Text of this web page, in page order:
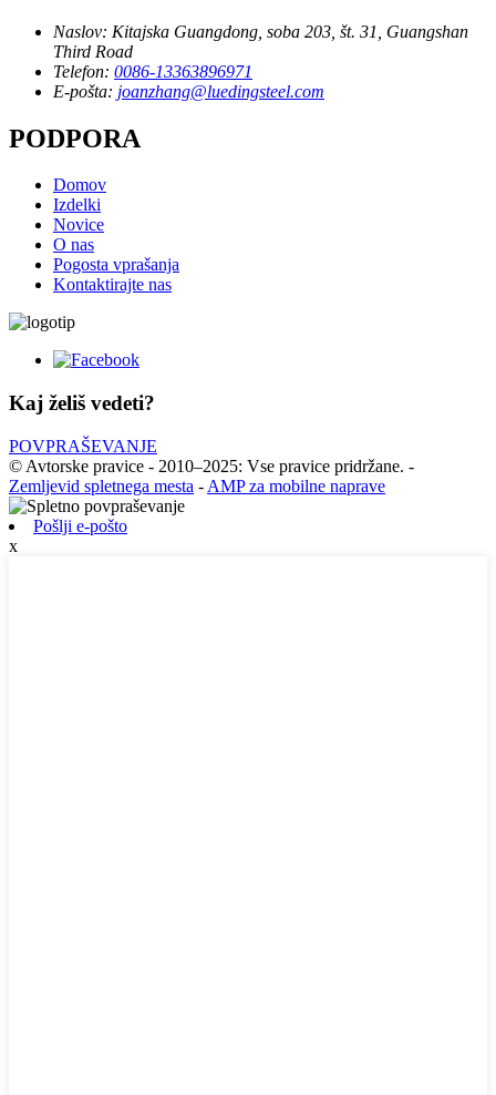
Naslov: Kitajska Guangdong, soba 203, št. 31, Guangshan
Third Road
Telefon: 0086-13363896971
E-pošta: joanzhang@luedingsteel.com
PODPORA
Domov
Izdelki
Novice
O nas
Pogosta vprašanja
Kontaktirajte nas
Kaj želiš vedeti?
POVPRAŠEVANJE
© Avtorske pravice - 2010–2025: Vse pravice pridržane. -
Zemljevid spletnega mesta - AMP za mobilne naprave
Pošlji e-pošto
x